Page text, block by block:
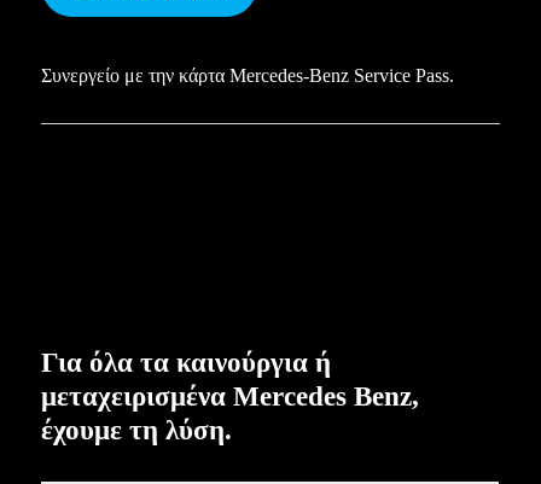
Συνεργείο με την κάρτα Mercedes-Benz Service Pass.
Για όλα τα καινούργια ή
μεταχειρισμένα Mercedes Benz,
έχουμε τη λύση.